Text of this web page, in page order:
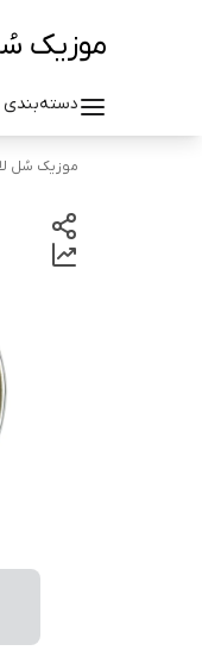
موزیک
موزیک سُل لا